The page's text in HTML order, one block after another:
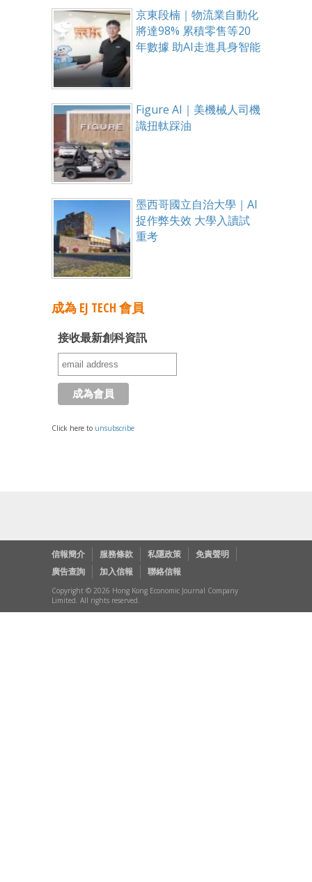
京東段楠｜物流業自動化
將達98% 累積零售等20
年數據 助AI走進具身智能
Figure AI｜美機械人司機
識扭軚踩油
墨西哥國立自治大學｜AI
捉作弊失效 大學入讀試
重考
成為 EJ TECH 會員
接收最新創科資訊
Click here to unsubscribe
信報簡介 服務條款 私隱政策
免責聲明
廣告查詢
加入信報 聯絡信報
Copyright © 2026 Hong Kong Economic Journal Company
Limited. All rights reserved.